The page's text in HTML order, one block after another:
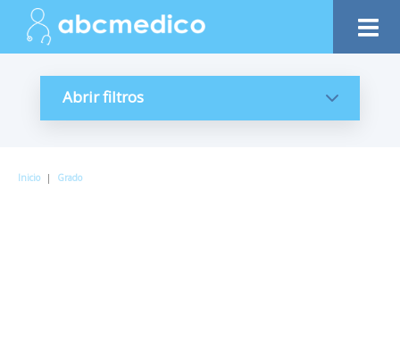
Abrir filtros
Inicio | Grado